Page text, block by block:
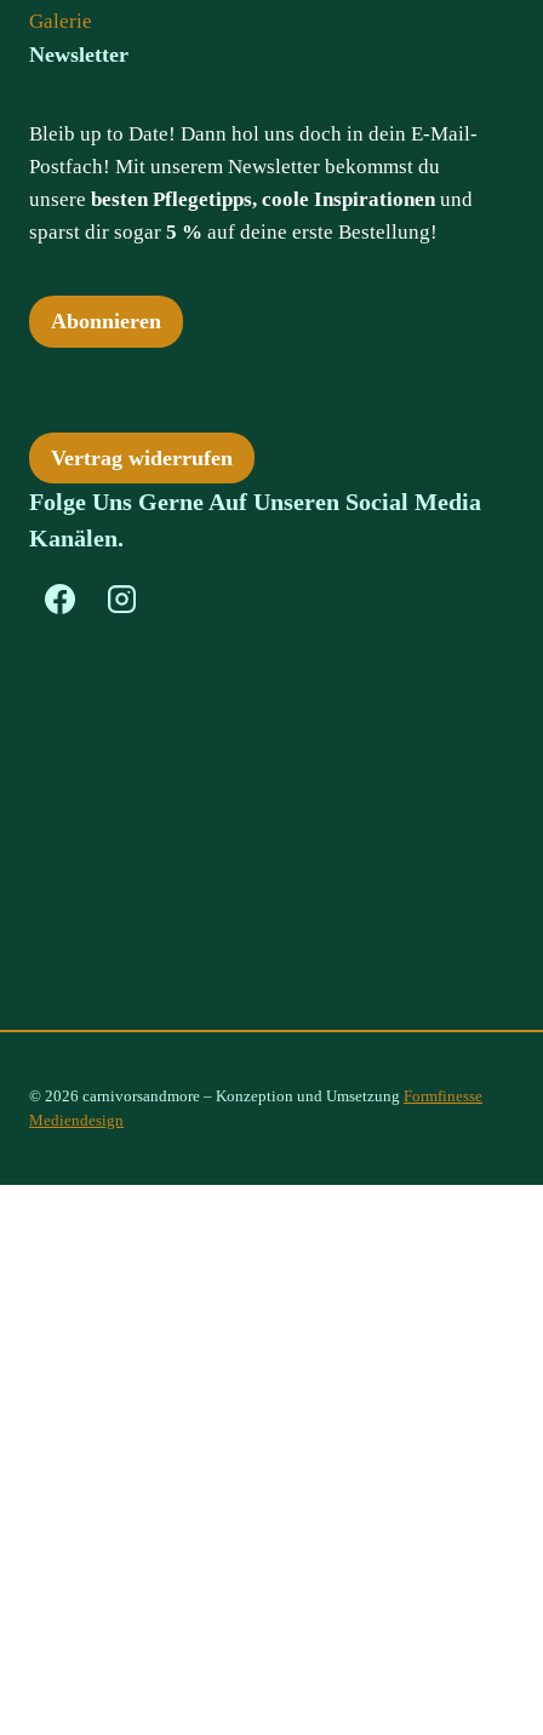
Galerie
Newsletter
Bleib up to Date! Dann hol uns doch in dein E-Mail-
Postfach! Mit unserem Newsletter bekommst du
unsere besten Pflegetipps, coole Inspirationenund
sparst dir sogar 5 % auf deine erste Bestellung!
Abonnieren
Vertrag widerrufen
Folge Uns Gerne Auf Unseren Social Media
Kanälen.
© 2026 carnivorsandmore – Konzeption und Umsetzung Formfinesse
Mediendesign